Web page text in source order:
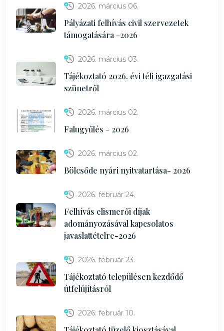
2026. március 06.
Pályázati felhívás civil szervezetek
támogatására -2026
2026. március 03.
Tájékoztató 2026. évi téli igazgatási
szünetről
2026. március 02.
Falugyűlés - 2026
2026. március 02.
Bölcsőde nyári nyitvatartása- 2026
2026. február 24.
Felhívás elismerői díjak
adományozásával kapcsolatos
javaslattételre-2026
2026. február 23.
Tájékoztató településen kezdődő
útfelújításról
2026. február 10.